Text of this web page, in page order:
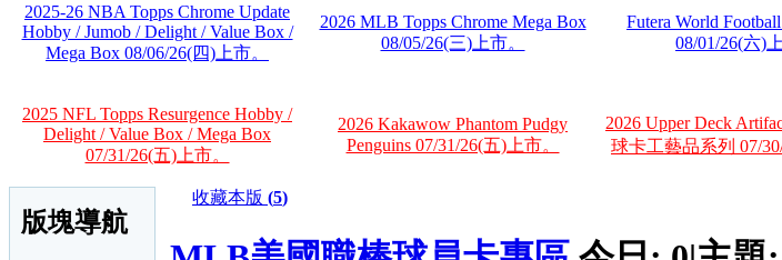
2025-26 NBA Topps Chrome Update
Hobby / Jumob / Delight / Value Box /
Mega Box 08/06/26(四)上市。
2026 MLB Topps Chrome Mega Box
08/05/26(三)上市。
Futera World
08/01/26(六)
2025 NFL Topps Resurgence Hobby /
Delight / Value Box / Mega Box
07/31/26(五)上市。
2026 Kakawow Phantom Pudgy
Penguins 07/31/26(五)上市。
2026 Upper Deck
球卡工藝品系列 07/
版塊導航
收藏本版 (5)